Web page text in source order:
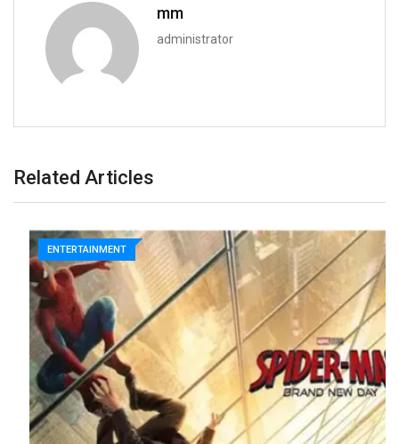
mm
administrator
Related Articles
ENTERTAINMENT